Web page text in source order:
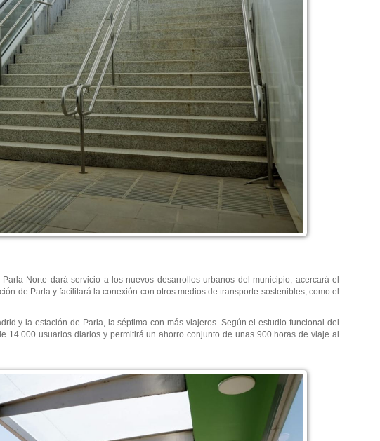
Norte dará servicio a los nuevos desarrollos urbanos del municipio, acercará el
de Parla y facilitará la conexión con otros medios de transporte sostenibles, como el
y la estación de Parla, la séptima con más viajeros. Según el estudio funcional del
14.000 usuarios diarios y permitirá un ahorro conjunto de unas 900 horas de viaje al